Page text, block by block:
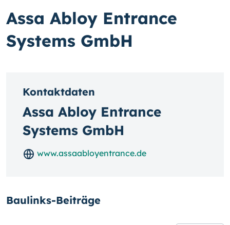
Assa Abloy Entrance
Systems GmbH
Kontaktdaten
Assa Abloy Entrance
Systems GmbH
www.assaabloyentrance.de
Baulinks-Beiträge